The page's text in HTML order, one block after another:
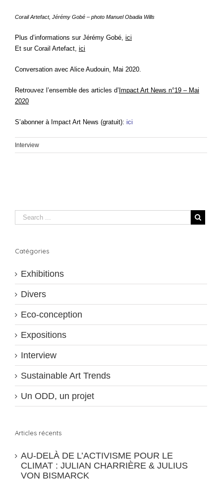
Corail Artefact, Jérémy Gobé – photo Manuel Obadia Wills
Plus d’informations sur Jérémy Gobé, ici
Et sur Corail Artefact, ici
Conversation avec Alice Audouin, Mai 2020.
Retrouvez l’ensemble des articles d’ Impact Art News n°19 – Mai
2020
S’abonner à Impact Art News (gratuit): ici
Interview
Catégories
Exhibitions
Divers
Eco-conception
Expositions
Interview
Sustainable Art Trends
Un ODD, un projet
Articles récents
AU-DELÀ DE L’ACTIVISME POUR LE
CLIMAT : JULIAN CHARRIÈRE & JULIUS
VON BISMARCK